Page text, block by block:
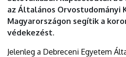
az Általános Orvostudományi
Magyarországon segítik a
védekezést.
Jelenleg a Debreceni Egyetem